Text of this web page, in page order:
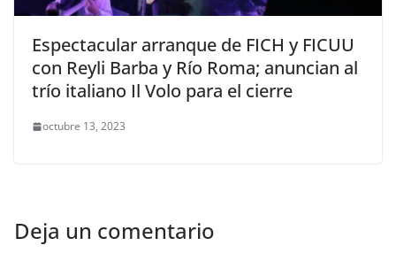
Espectacular arranque de FICH y FICUU
con Reyli Barba y Río Roma; anuncian al
trío italiano Il Volo para el cierre
octubre 13, 2023
Deja un comentario